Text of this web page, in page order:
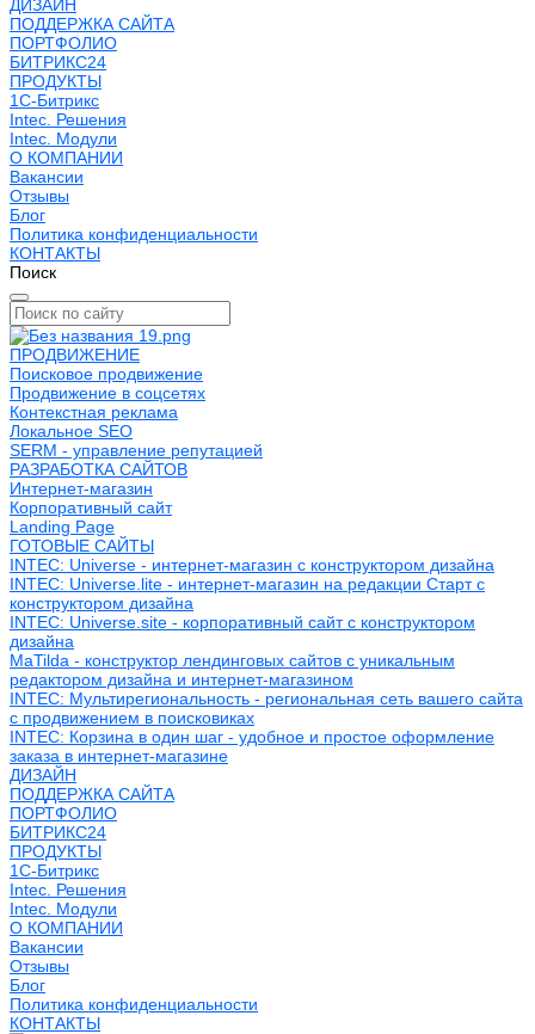
ДИЗАЙН
ПОДДЕРЖКА САЙТА
ПОРТФОЛИО
БИТРИКС24
ПРОДУКТЫ
1С-Битрикс
Intec. Решения
Intec. Модули
О КОМПАНИИ
Вакансии
Отзывы
Блог
Политика конфиденциальности
КОНТАКТЫ
Поиск
ПРОДВИЖЕНИЕ
Поисковое продвижение
Продвижение в соцсетях
Контекстная реклама
Локальное SEO
SERM - управление репутацией
РАЗРАБОТКА САЙТОВ
Интернет-магазин
Корпоративный сайт
Landing Page
ГОТОВЫЕ САЙТЫ
INTEC: Universe - интернет-магазин с конструктором дизайна
INTEC: Universe.lite - интернет-магазин на редакции Старт с
конструктором дизайна
INTEC: Universe.site - корпоративный сайт с конструктором
дизайна
MaTilda - конструктор лендинговых сайтов с уникальным
редактором дизайна и интернет-магазином
INTEC: Мультирегиональность - региональная сеть вашего сайта
с продвижением в поисковиках
INTEC: Корзина в один шаг - удобное и простое оформление
заказа в интернет-магазине
ДИЗАЙН
ПОДДЕРЖКА САЙТА
ПОРТФОЛИО
БИТРИКС24
ПРОДУКТЫ
1С-Битрикс
Intec. Решения
Intec. Модули
О КОМПАНИИ
Вакансии
Отзывы
Блог
Политика конфиденциальности
КОНТАКТЫ